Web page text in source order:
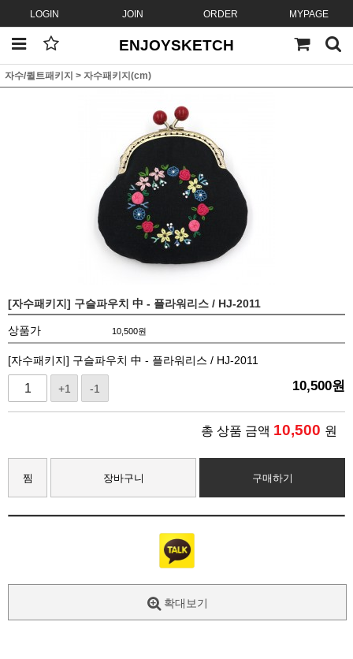
LOGIN JOIN ORDER MYPAGE
ENJOYSKETCH
자수/퀼트패키지 > 자수패키지(cm)
[자수패키지] 구슬파우치 中 - 플라워리스 / HJ-2011
상품가 10,500원
[자수패키지] 구슬파우치 中 - 플라워리스 / HJ-2011
+1 -1 10,500원
총 상품 금액 10,500 원
찜 장바구니 구매하기
확대보기